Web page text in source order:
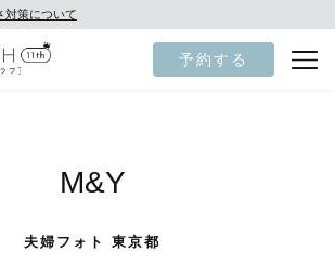
対策について
予約する
M&Y
夫婦フォト 東京都